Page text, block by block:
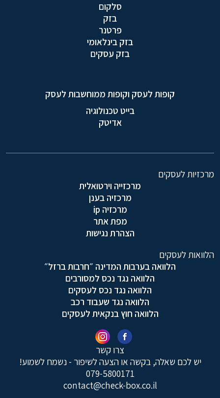
סלקום
בזק
פרטנר
בזק בינלאומי
בזק עסקים
קופות לעסק וקופות ממוחשבות לעסק
בייט טכנולוגיה
אדיטק
צרו קשר
יש לכם שאלה, בקשה או הצעה לשיפור - נשמח לשמוע!
079-5800171
contact@check-box.co.il
מרכזיות לעסקים
מרכזייה וירטואלית
מרכזיה בענן
מרכזיה ip
מפת אתר
הצהרת נגישות
הלוואות לעסקים
הלוואה בערבות המדינה ״חרבות ברזל״
הלוואה נגד נכס למסורבים
הלוואה נגד נכס לעסקים
הלוואה נגד שעבוד רכב
הלוואה חוץ בנקאית לעסקים